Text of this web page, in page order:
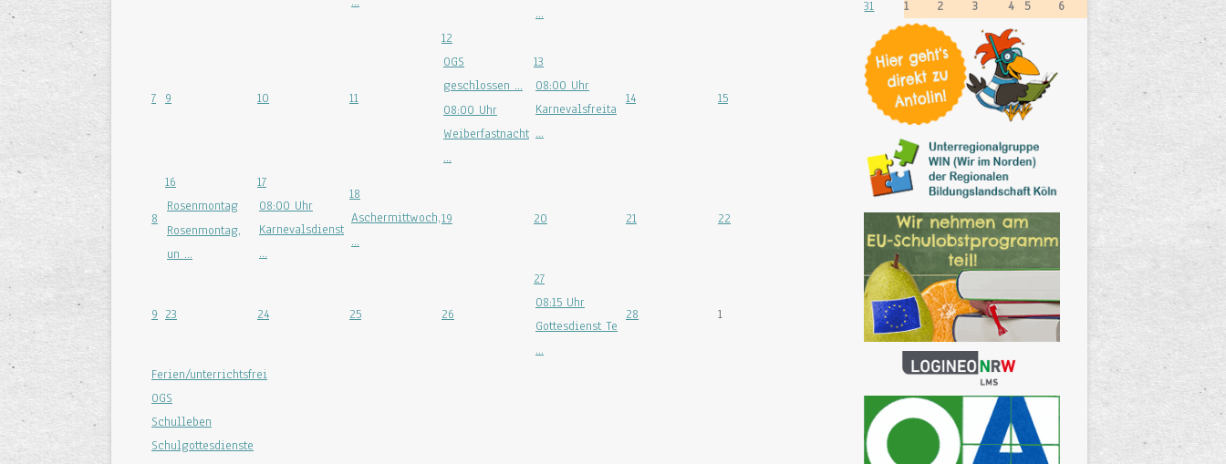
...
7 9 10 11
12
OGS
geschlossen ...
08:00 Uhr
Weiberfastnacht
...
13
08:00 Uhr
Karnevalsfreita
...
14 15
8
16
Rosenmontag
Rosenmontag,
un ...
17
08:00 Uhr
Karnevalsdienst
...
18
Aschermittwoch,
...
19 20 21 22
9 23 24 25 26
27
08:15 Uhr
Gottesdienst Te
...
28 1
Ferien/unterrichtsfrei
OGS
Schulleben
Schulgottesdienste
31
1 2 3 4 5 6